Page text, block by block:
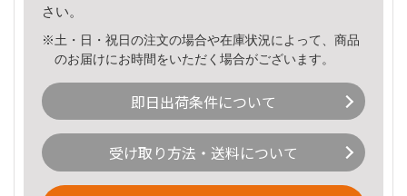
さい。
※土・日・祝日の注文の場合や在庫状況によって、商品
のお届けにお時間をいただく場合がございます。
即日出荷条件について
受け取り方法・送料について